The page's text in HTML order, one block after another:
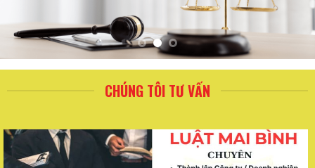
CHÚNG TÔI TƯ VẤN